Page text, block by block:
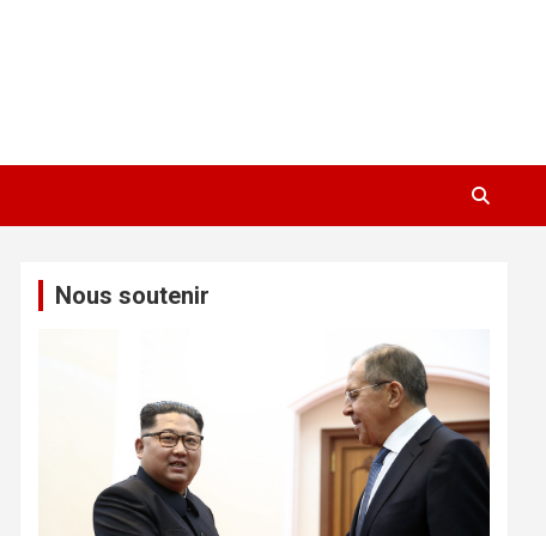
Nous soutenir